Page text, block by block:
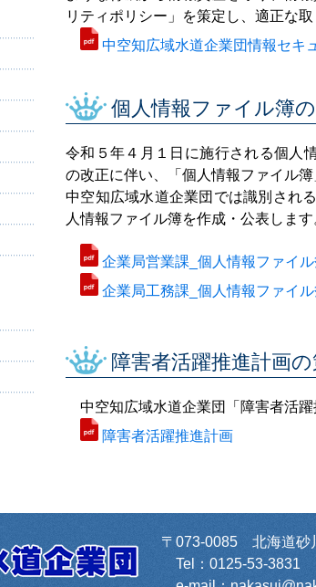
リティポリシー」を策定し、適正な取
中空知広域水道企業団情報セキ
個人情報ファイル簿
令和５年４月１日に施行される個人
の改正に伴い、「個人情報ファイル
中空知広域水道企業団では識別され
人情報ファイル簿を作成・公表します
企業局営業課_個人情報ファイ
企業局工務課_個人情報ファイル
障害者活躍推進計画
中空知広域水道企業団「障害者活
障害者活躍推進計画
〒073-0085 北海道砂
Tel：0125-53-3831